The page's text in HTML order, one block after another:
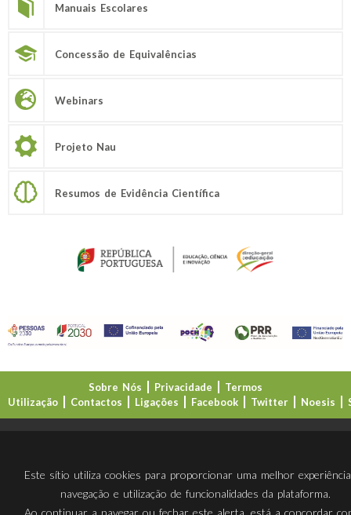
Manuais Escolares
Concessão de Equivalências
Webinars
Projeto Nau
Resumos de Evidência Científica
Sobre Nós Privacidade
Termos
Utilização
Contactos Ligações Facebook Twitter Noesis
Este sítio utiliza cookies para proporcionar uma melhor
navegação e utilização de funcionalidades da plataforma.
Ao continuar a navegar ou fechar este alerta, está a concordar